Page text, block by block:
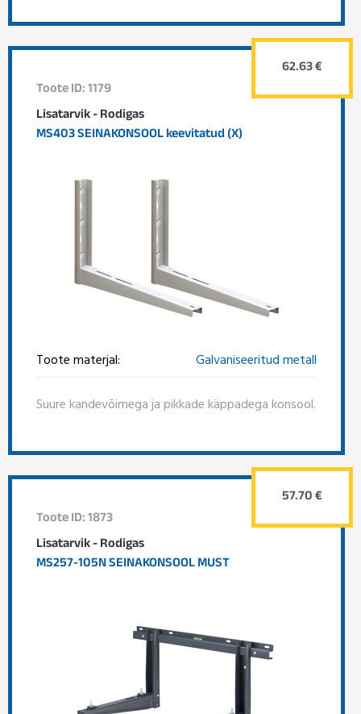
Toote ID: 1179
Lisatarvik - Rodigas
MS403 SEINAKONSOOL keevitatud (X)
Toote materjal: Galvaniseeritud metall
Suure kandevõimega ja pikkade käppadega konsool.
62.63 €
Toote ID: 1873
Lisatarvik - Rodigas
MS257-105N SEINAKONSOOL MUST
57.70 €